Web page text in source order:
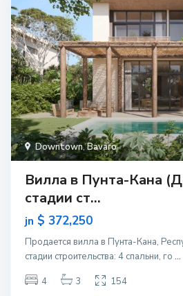
Downtown,Bavaro
Вилла в Пунта-Кана
стадии ст...
jn $ 372,250
Продается вилла в Пунта-Кана,
стадии строительcтва: 4 спальни, го ...
4
3 154